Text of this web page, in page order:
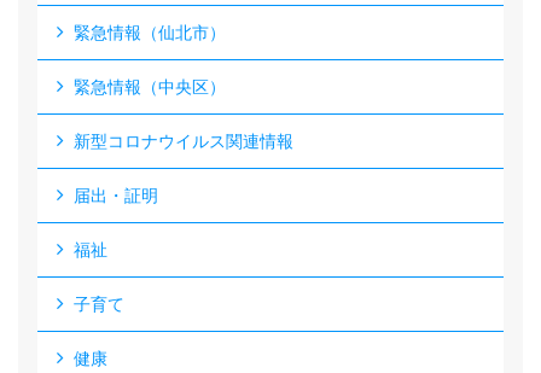
緊急情報（仙北市）
緊急情報（中央区）
新型コロナウイルス関連情報
届出・証明
福祉
子育て
健康